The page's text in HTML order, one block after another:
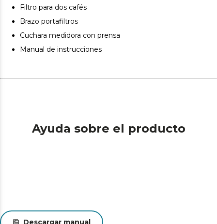
Filtro para dos cafés
Brazo portafiltros
Cuchara medidora con prensa
Manual de instrucciones
Ayuda sobre el producto
Descargar manual